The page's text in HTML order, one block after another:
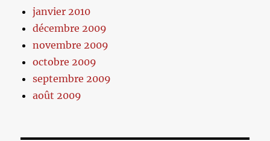
janvier 2010
décembre 2009
novembre 2009
octobre 2009
septembre 2009
août 2009